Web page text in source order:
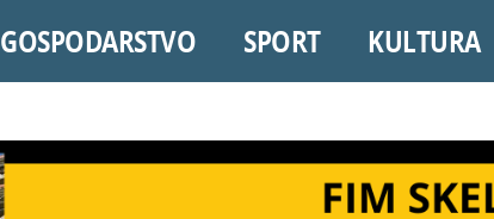
GOSPODARSTVO SPORT KULTURA